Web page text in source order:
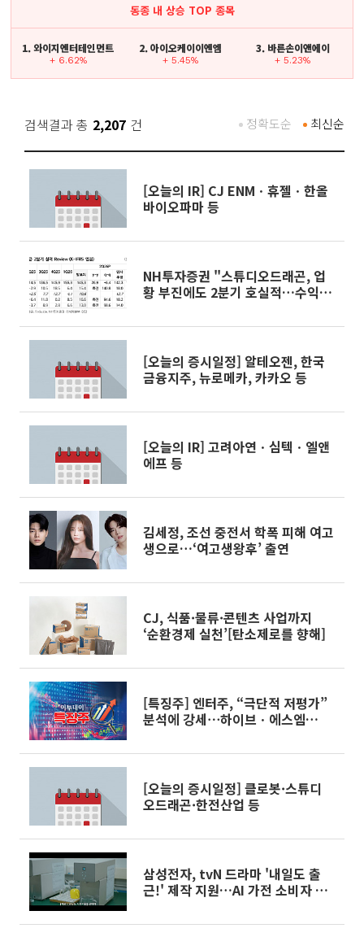
동종 내 상승 TOP 종목
1. 와이지엔터테인먼트
+ 6.62%
2. 아이오케이이엔엠
+ 5.45%
3. 바른손이앤에이
+ 5.23%
검색결과 총 2,207 건 최신순
정확도순
[오늘의 IR] CJ ENMㆍ휴젤ㆍ한올
바이오파마 등
NH투자증권 "스튜디오드래곤, 업
황 부진에도 2분기 호실적…수익성
[오늘의 증시일정] 알테오젠, 한국
금융지주, 뉴로메카, 카카오 등
[오늘의 IR] 고려아연ㆍ심텍ㆍ엘앤
에프 등
김세정, 조선 중전서 학폭 피해 여고
생으로…‘여고생왕후’ 출연
CJ, 식품·물류·콘텐츠 사업까지
‘순환경제 실천’[탄소제로를 향해]
[특징주] 엔터주, “극단적 저평가”
분석에 강세⋯하이브ㆍ에스엠
[오늘의 증시일정] 클로봇·스튜디
오드래곤·한전산업 등
삼성전자, tvN 드라마 '내일도 출
근!' 제작 지원…AI 가전 소비자 접